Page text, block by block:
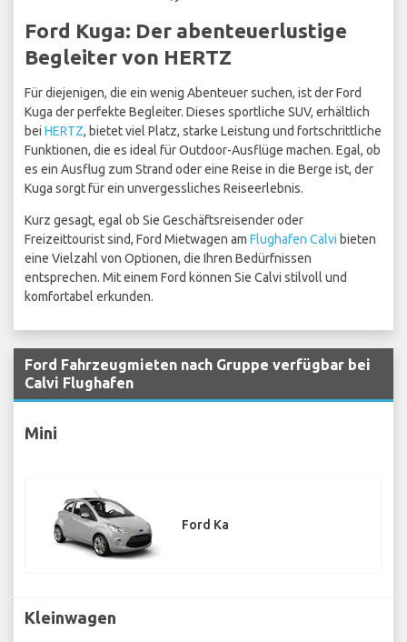
Ford Kuga: Der abenteuerlustige
Begleiter von HERTZ
Für diejenigen, die ein wenig Abenteuer suchen, ist der Ford
Kuga der perfekte Begleiter. Dieses sportliche SUV, erhältlich
bei HERTZ, bietet viel Platz, starke Leistung und fortschrittliche
Funktionen, die es ideal für Outdoor-Ausflüge machen. Egal, ob
es ein Ausflug zum Strand oder eine Reise in die Berge ist, der
Kuga sorgt für ein unvergessliches Reiseerlebnis.
Kurz gesagt, egal ob Sie Geschäftsreisender oder
Freizeittourist sind, Ford Mietwagen am Flughafen Calvi bieten
eine Vielzahl von Optionen, die Ihren Bedürfnissen
entsprechen. Mit einem Ford können Sie Calvi stilvoll und
komfortabel erkunden.
Ford Fahrzeugmieten nach Gruppe verfügbar bei
Calvi Flughafen
Mini
Ford Ka
Kleinwagen